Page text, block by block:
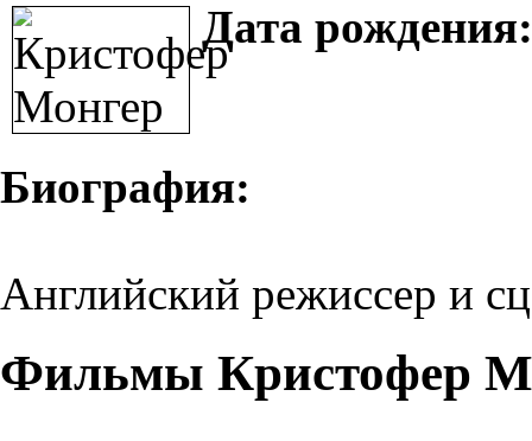
Дата рождения:
Биография:
Английский режиссер и
Фильмы Кристофер